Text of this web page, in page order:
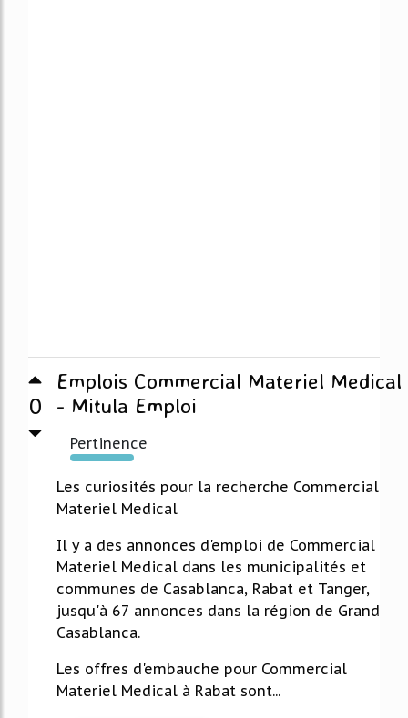
0
Emplois Commercial Materiel Medical
- Mitula Emploi
Pertinence
903%
Les curiosités pour la recherche Commercial
Materiel Medical
Il y a des annonces d'emploi de Commercial
Materiel Medical dans les municipalités et
communes de Casablanca, Rabat et Tanger,
jusqu'à 67 annonces dans la région de Grand
Casablanca.
Les offres d'embauche pour Commercial
Materiel Medical à Rabat sont...